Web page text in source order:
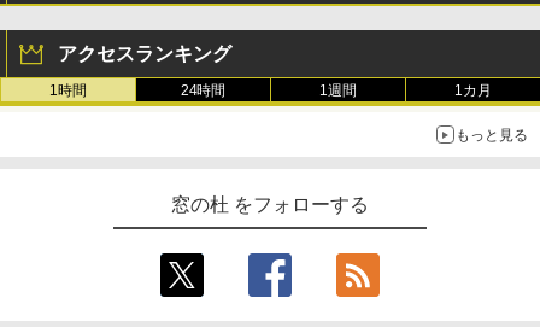
アクセスランキング
1時間 24時間 1週間 1カ月
もっと見る
窓の杜 をフォローする